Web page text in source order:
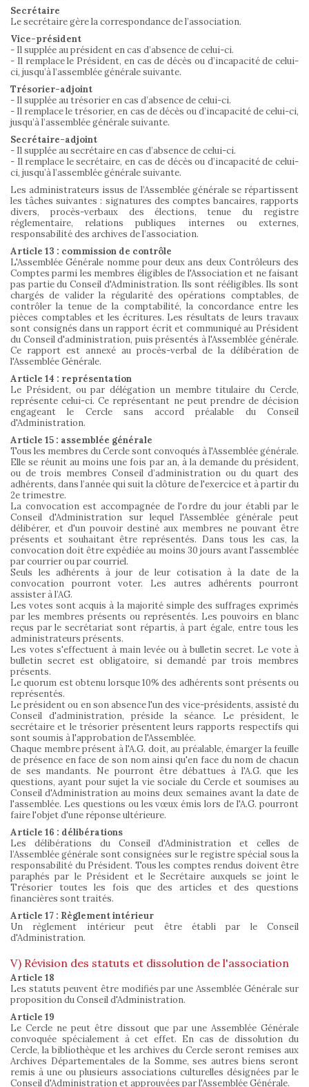
Secrétaire
Le secrétaire gère la correspondance de l’association.
Vice-président
- Il supplée au président en cas d’absence de celui-ci.
- Il remplace le Président, en cas de décès ou d’incapacité de celui-
ci, jusqu’à l’assemblée générale suivante.
Trésorier-adjoint
- Il supplée au trésorier en cas d’absence de celui-ci.
- Il remplace le trésorier, en cas de décès ou d’incapacité de celui-ci,
jusqu’à l’assemblée générale suivante.
Secrétaire-adjoint
- Il supplée au secrétaire en cas d’absence de celui-ci.
- Il remplace le secrétaire, en cas de décès ou d’incapacité de celui-
ci, jusqu’à l’assemblée générale suivante.
Les administrateurs issus de l’Assemblée générale se répartissent
les tâches suivantes : signatures des comptes bancaires, rapports
divers, procès-verbaux des élections, tenue du registre
réglementaire, relations publiques internes ou externes,
responsabilité des archives de l’association.
Article 13 : commission de contrôle
L'Assemblée Générale nomme pour deux ans deux Contrôleurs des
Comptes parmi les membres éligibles de l'Association et ne faisant
pas partie du Conseil d'Administration. Ils sont rééligibles. Ils sont
chargés de valider la régularité des opérations comptables, de
contrôler la tenue de la comptabilité, la concordance entre les
pièces comptables et les écritures. Les résultats de leurs travaux
sont consignés dans un rapport écrit et communiqué au Président
du Conseil d'administration, puis présentés à l'Assemblée générale.
Ce rapport est annexé au procès-verbal de la délibération de
l'Assemblée Générale.
Article 14 : représentation
Le Président, ou par délégation un membre titulaire du Cercle,
représente celui-ci. Ce représentant ne peut prendre de décision
engageant le Cercle sans accord préalable du Conseil
d'Administration.
Article 15 : assemblée générale
Tous les membres du Cercle sont convoqués à l'Assemblée générale.
Elle se réunit au moins une fois par an, à la demande du président,
ou de trois membres Conseil d’administration ou du quart des
adhérents, dans l’année qui suit la clôture de l'exercice et à partir du
2e trimestre.
La convocation est accompagnée de l'ordre du jour établi par le
Conseil d'Administration sur lequel l'Assemblée générale peut
délibérer, et d'un pouvoir destiné aux membres ne pouvant être
présents et souhaitant être représentés. Dans tous les cas, la
convocation doit être expédiée au moins 30 jours avant l'assemblée
par courrier ou par courriel.
Seuls les adhérents à jour de leur cotisation à la date de la
convocation pourront voter. Les autres adhérents pourront
assister à l’AG.
Les votes sont acquis à la majorité simple des suffrages exprimés
par les membres présents ou représentés. Les pouvoirs en blanc
reçus par le secrétariat sont répartis, à part égale, entre tous les
administrateurs présents.
Les votes s'effectuent à main levée ou à bulletin secret. Le vote à
bulletin secret est obligatoire, si demandé par trois membres
présents.
Le quorum est obtenu lorsque 10% des adhérents sont présents ou
représentés.
Le président ou en son absence l'un des vice-présidents, assisté du
Conseil d'administration, préside la séance. Le président, le
secrétaire et le trésorier présentent leurs rapports respectifs qui
sont soumis à l'approbation de l'Assemblée.
Chaque membre présent à l'A.G. doit, au préalable, émarger la feuille
de présence en face de son nom ainsi qu'en face du nom de chacun
de ses mandants. Ne pourront être débattues à l'A.G. que les
questions, ayant pour sujet la vie sociale du Cercle et soumises au
Conseil d'Administration au moins deux semaines avant la date de
l'assemblée. Les questions ou les vœux émis lors de l'A.G. pourront
faire l'objet d'une réponse ultérieure.
Article 16 : délibérations
Les délibérations du Conseil d'Administration et celles de
l’Assemblée générale sont consignées sur le registre spécial sous la
responsabilité du Président. Tous les comptes rendus doivent être
paraphés par le Président et le Secrétaire auxquels se joint le
Trésorier toutes les fois que des articles et des questions
financières sont traités.
Article 17 : Règlement intérieur
Un règlement intérieur peut être établi par le Conseil
d'Administration.
V) Révision des statuts et dissolution de l'association
Article 18
Les statuts peuvent être modifiés par une Assemblée Générale sur
proposition du Conseil d'Administration.
Article 19
Le Cercle ne peut être dissout que par une Assemblée Générale
convoquée spécialement à cet effet. En cas de dissolution du
Cercle, la bibliothèque et les archives du Cercle seront remises aux
Archives Départementales de la Somme, ses autres biens seront
remis à une ou plusieurs associations culturelles désignées par le
Conseil d'Administration et approuvées par l'Assemblée Générale.